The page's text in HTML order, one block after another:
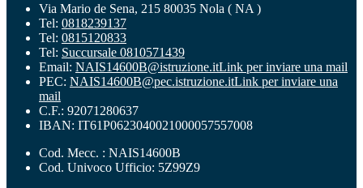
Via Mario de Sena, 215 80035 Nola ( NA )
Tel: 0818239137
Tel: 0815120833
Tel: Succursale 0810571439
Email: NAIS14600B@istruzione.itLink per inviare una mail
PEC: NAIS14600B@pec.istruzione.itLink per inviare una
mail
C.F.: 92071280637
IBAN: IT61P0623040021000057557008
Cod. Mecc. : NAIS14600B
Cod. Univoco Ufficio: 5Z99Z9